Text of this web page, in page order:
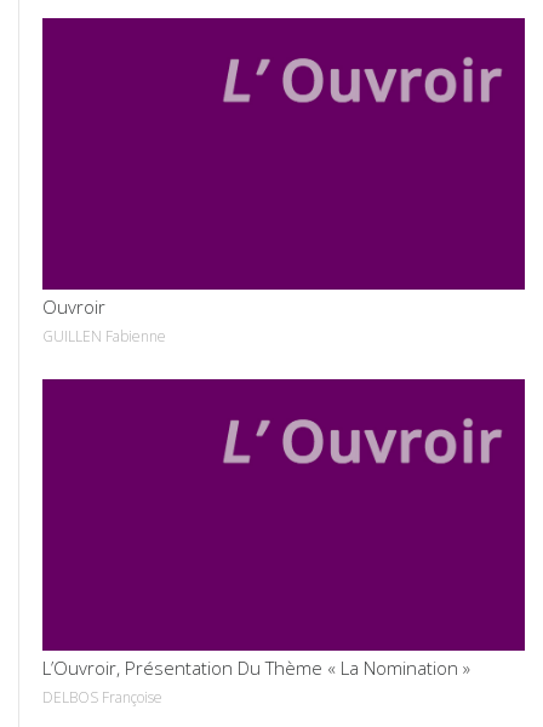
Ouvroir
GUILLEN Fabienne
L’Ouvroir, Présentation Du Thème « La Nomination »
DELBOS Françoise